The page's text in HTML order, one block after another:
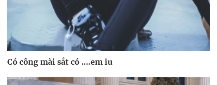
Có công mài sắt có ….em iu